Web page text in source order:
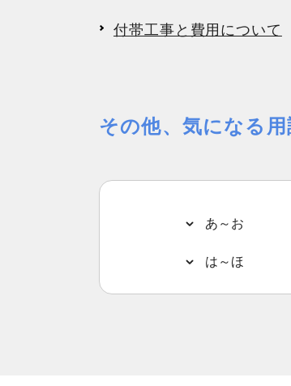
付帯工事と費用について
その他、気になる
あ～お
は～ほ